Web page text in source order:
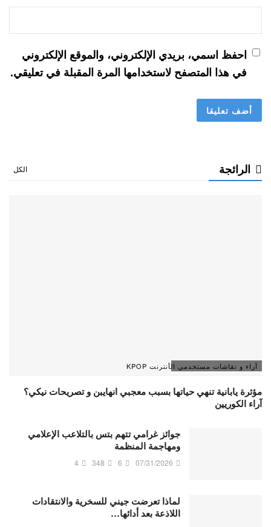
احفظ اسمي، بريدي الإلكتروني، والموقع الإلكتروني
في هذا المتصفح لاستخدامها المرة المقبلة في تعليقي.
الرائجة الكل
آراء و نقاشات مستخدمي الأنترنت KPOP
مؤثرة يابانية تنهي حياتها بسبب معجبي انهايبن و تصريحات نيكي؟
آراء الكوريين
جوائز غرامي تتهم بتس بالتلاعب الإعلامي
ومهاجمة المنظمة
07/31/2026
6
348
4
لماذا تعرضت جيني للسخرية والانتقادات
اللاذعة بعد أدائها…